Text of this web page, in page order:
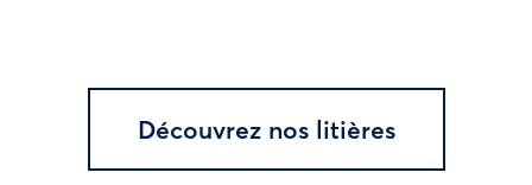
Découvrez nos litières